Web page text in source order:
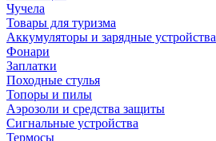
Чучела
Товары для туризма
Аккумуляторы и зарядные устройства
Фонари
Заплатки
Походные стулья
Топоры и пилы
Аэрозоли и средства защиты
Сигнальные устройства
Термосы